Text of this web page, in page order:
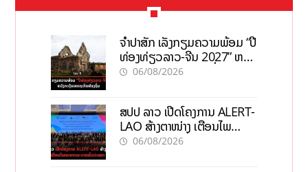
ຈຳປາສັກ ເລັ່ງກຽມຄວາມພ້ອມ “ປີ
ທ່ອງທ່ຽວລາວ-ຈີນ 2027” ຫວັງ
ກະຕຸ້ນເສດຖະກິດທ້ອງຖິ່ນ
06/08/2026
ສປປ ລາວ ເປີດໂຄງການ ALERT-
LAO ສ້າງຕາໜ່າງ ເຕືອນໄພ
ພະຍາດລະບາດທົ່ວປະເທດ
06/08/2026